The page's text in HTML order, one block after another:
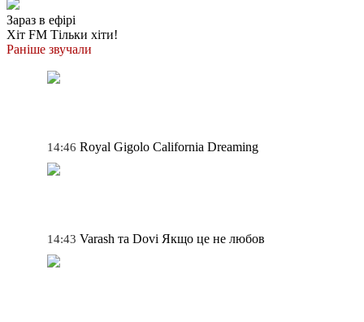
Зараз в ефірі
Хіт FM Тільки хіти!
Раніше звучали
14:46 Royal Gigolo California Dreaming
14:43 Varash та Dovi Якщо це не любов